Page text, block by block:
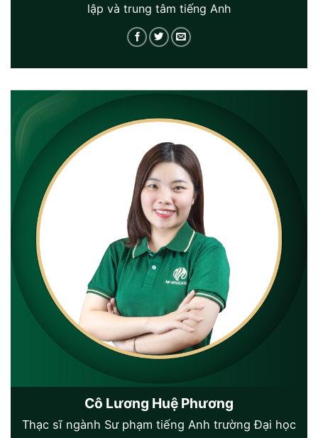
lập và trung tâm tiếng Anh
Cô Lương Huệ Phương
Thạc sĩ ngành Sư phạm tiếng Anh trường Đại học